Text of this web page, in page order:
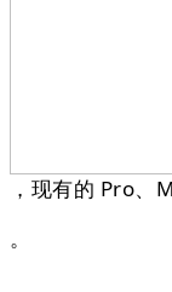
，现有的 Pro
。